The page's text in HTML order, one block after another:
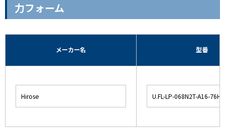
力フォーム
メーカー名 型番